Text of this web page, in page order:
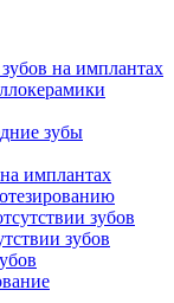
на имплантах
зубы
имплантах
зубов
зубов